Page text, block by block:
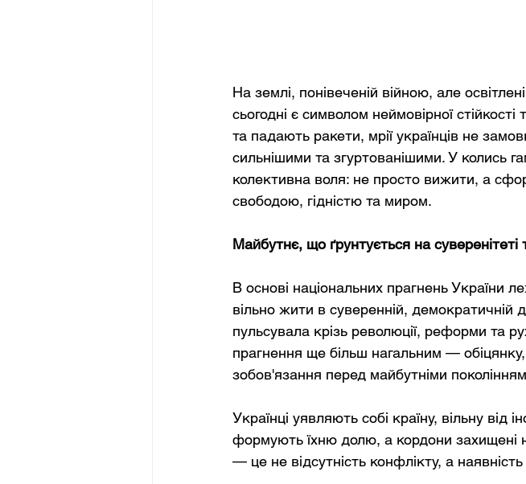
На землі, понівеченій війною, але
сьогодні є символом неймовірної
та падають ракети, мрії українців не
сильнішими та згуртованішими. У колись
колективна воля: не просто вижити, а
свободою, гідністю та миром.
Майбутнє, що ґрунтується на суверенітеті
В основі національних прагнень України
вільно жити в суверенній, демократичній
пульсувала крізь революції, реформи та
прагнення ще більш нагальним —
зобов'язання перед майбутніми
Українці уявляють собі країну, вільну від
формують їхню долю, а кордони
— це не відсутність конфлікту, а